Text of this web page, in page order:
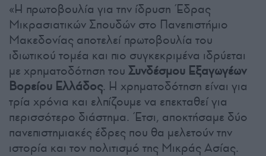
«Η πρωτοβουλία για την ίδρυση Έδρας
Μικρασιατικών Σπουδών στο Πανεπιστήμιο
Μακεδονίας αποτελεί πρωτοβουλία του
ιδιωτικού τομέα και πιο συγκεκριμένα ιδρύεται
με χρηματοδότηση του Συνδέσμου Εξαγωγέων
Βορείου Ελλάδος. Η χρηματοδότηση είναι για
τρία χρόνια και ελπίζουμε να επεκταθεί για
περισσότερο διάστημα. Έτσι, αποκτήσαμε δύο
πανεπιστημιακές έδρες που θα μελετούν την
ιστορία και τον πολιτισμό της Μικράς Ασίας.